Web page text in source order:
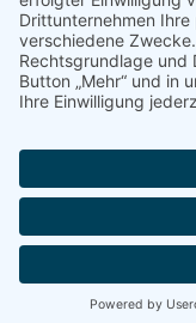
Veranstaltungen
Intern
Mitgliederbereich
Disclaimer
Design und